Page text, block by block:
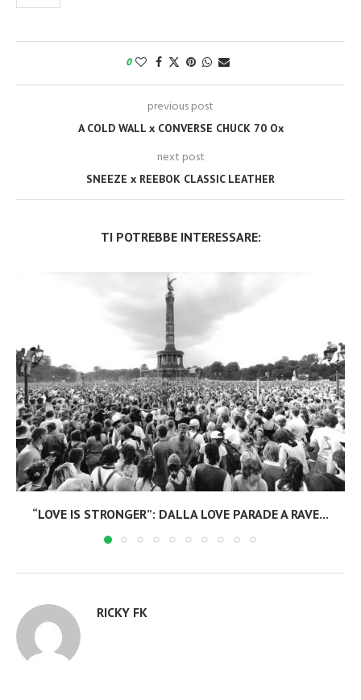
0
previous post
A COLD WALL x CONVERSE CHUCK 70 Ox
next post
SNEEZE x REEBOK CLASSIC LEATHER
TI POTREBBE INTERESSARE:
“LOVE IS STRONGER”: DALLA LOVE PARADE A RAVE...
RICKY FK